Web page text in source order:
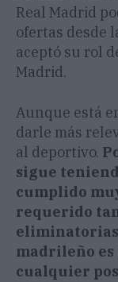
Real Madrid
ofertas desde
aceptó su rol
Madrid.
Aunque está
darle más
al deportivo.
sigue
cumplido
requerido
eliminatorias
madrileño
cualquier